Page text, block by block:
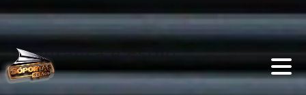
Portas de Aço Automáticas em
Residências: Tendência de
Segurança e Estilo
ADMIN 0 PORTAS AUTOMÁTICAS, PORTAS DE AÇO